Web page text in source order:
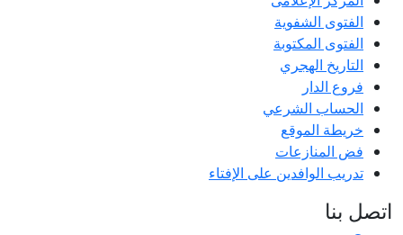
الفتوى الشفوية
الفتوى المكتوبة
التاريخ الهجري
فروع الدار
الحساب الشرعي
خريطة الموقع
فض المنازعات
تدريب الوافدين على الإفتاء
اتصل بنا